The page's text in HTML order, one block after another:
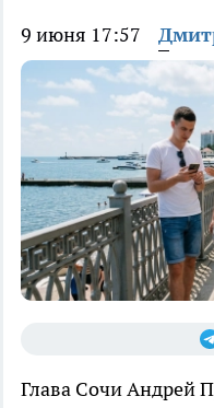
9 июня 17:57
Глава Сочи Андрей